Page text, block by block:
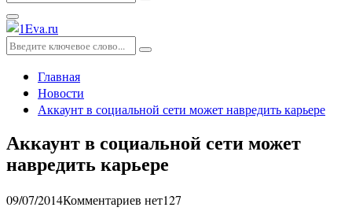
Поиск
Основное
меню
Искать:
Поиск
Главная
Новости
Аккаунт в социальной сети может навредить карьере
Аккаунт в социальной сети может
навредить карьере
09/07/2014Комментариев нет127